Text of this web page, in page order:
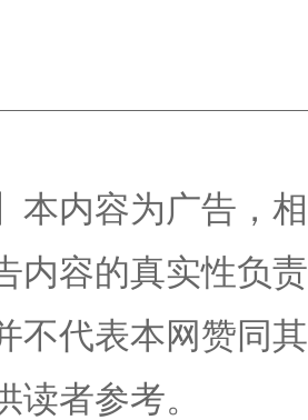
内容为广告，相
内容的真实性负
不代表本网赞同
读者参考。